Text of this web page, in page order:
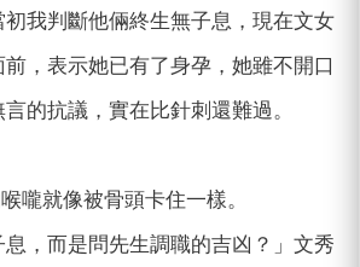
我判斷他倆終生無子息，現在文女
，表示她已有了身孕，她雖不開口
的抗議，實在比針刺還難過。
嚨就像被骨頭卡住一樣。
息，而是問先生調職的吉凶？」文秀